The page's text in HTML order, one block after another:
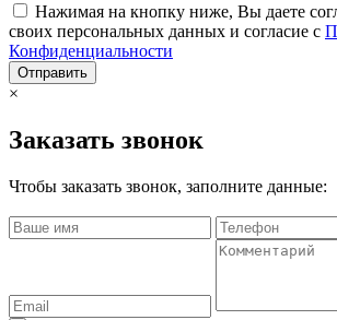
Нажимая на кнопку ниже, Вы даете
своих персональных данных и согласие с
Конфиденциальности
Отправить
×
Заказать звонок
Чтобы заказать звонок, заполните данные: